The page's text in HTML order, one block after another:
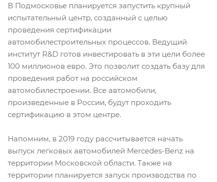
В Подмосковье планируется запустить крупный
испытательный центр, созданный с целью
проведения сертификации
автомобилестроительных процессов. Ведущий
институт R&D готов инвестировать в эти цели более
100 миллионов евро. Это позволит создать базу для
проведения работ на российском
автомобилестроении. Все автомобили,
произведенные в России, будут проходить
сертификацию в этом центре.
Напомним, в 2019 году рассчитывается начать
выпуск легковых автомобилей Mercedes-Benz на
территории Московской области. Также на
территории планируется запуск производства по